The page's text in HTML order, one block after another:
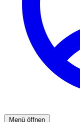
Menü öffnen